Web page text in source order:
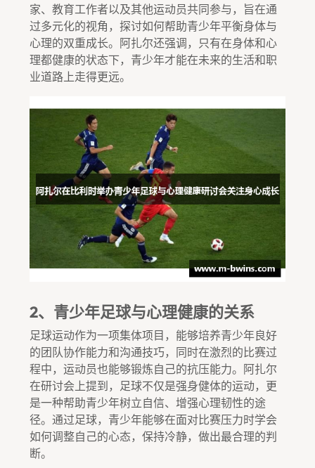
家、教育工作者以及其他运动员共同参与，旨在通
过多元化的视角，探讨如何帮助青少年平衡身体与
心理的双重成长。阿扎尔还强调，只有在身体和心
理都健康的状态下，青少年才能在未来的生活和职
业道路上走得更远。
2、青少年足球与心理健康的关系
足球运动作为一项集体项目，能够培养青少年良好
的团队协作能力和沟通技巧，同时在激烈的比赛过
程中，运动员也能够锻炼自己的抗压能力。阿扎尔
在研讨会上提到，足球不仅是强身健体的运动，更
是一种帮助青少年树立自信、增强心理韧性的途
径。通过足球，青少年能够在面对比赛压力时学会
如何调整自己的心态，保持冷静，做出最合理的判
断。